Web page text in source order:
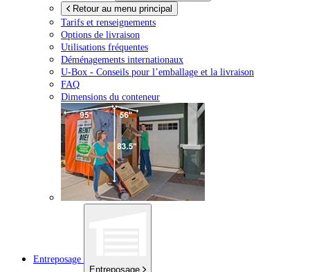
Retour au menu principal
Tarifs et renseignements
Options de livraison
Utilisations fréquentes
Déménagements internationaux
U-Box - Conseils pour l’emballage et la livraison
FAQ
Dimensions du conteneur
Entreposage
Entreposage